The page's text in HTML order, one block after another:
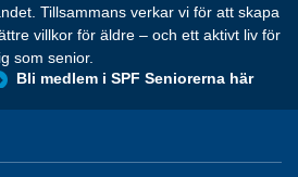
Tillsammans verkar vi för att skapa
villkor för äldre – och ett aktivt liv för
som senior.
Bli medlem i SPF Seniorerna här